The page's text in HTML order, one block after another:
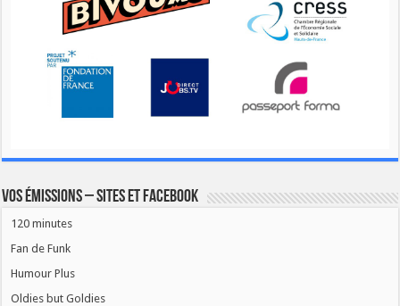
Vos émissions – Sites et Facebook
120 minutes
Fan de Funk
Humour Plus
Oldies but Goldies